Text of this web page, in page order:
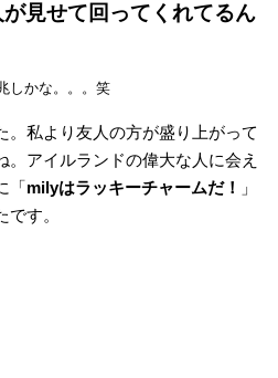
が見せて回ってくれてるん
しかな。。。笑
。私より友人の方が盛り上がって
。アイルランドの偉大な人に会え
「milyはラッキーチャームだ！
」
す。